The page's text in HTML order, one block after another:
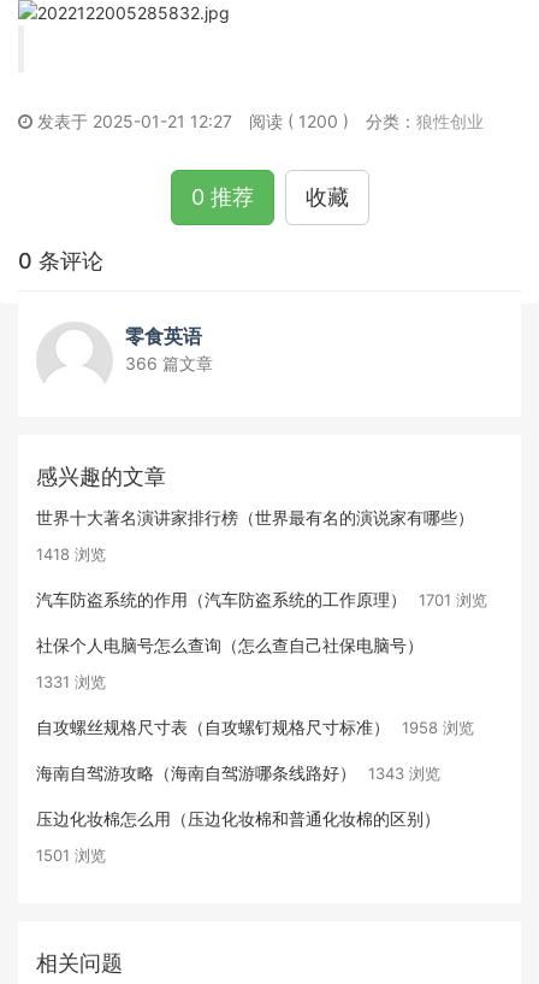
发表于 2025-01-21 12:27 阅读 ( 1200 ) 分类： 狼性创业
0 推荐 收藏
0 条评论
零食英语
366 篇文章
感兴趣的文章
世界十大著名演讲家排行榜（世界最有名的演说家有哪些）
1418 浏览
汽车防盗系统的作用（汽车防盗系统的工作原理） 1701 浏览
社保个人电脑号怎么查询（怎么查自己社保电脑号）
1331 浏览
自攻螺丝规格尺寸表（自攻螺钉规格尺寸标准） 1958 浏览
海南自驾游攻略（海南自驾游哪条线路好） 1343 浏览
压边化妆棉怎么用（压边化妆棉和普通化妆棉的区别）
1501 浏览
相关问题